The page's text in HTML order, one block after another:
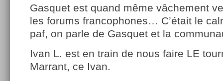
Gasquet est quand même vâchement
les forums francophones… C’était le
paf, on parle de Gasquet et la
Ivan L. est en train de nous faire LE
Marrant, ce Ivan.